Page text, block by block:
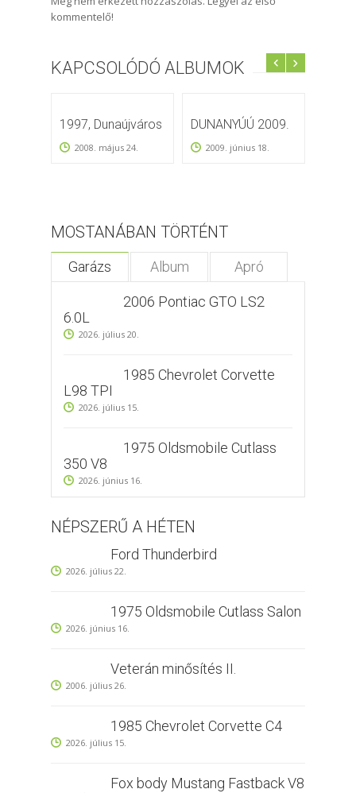
kommentelő!
KAPCSOLÓDÓ ALBUMOK
1997, Dunaújváros
2008. május 24.
DUNANYÚÚ 2009.
2009. június 18.
MOSTANÁBAN TÖRTÉNT
Garázs Album Apró
2006 Pontiac GTO LS2
6.0L
2026. július 20.
1985 Chevrolet Corvette
L98 TPI
2026. július 15.
1975 Oldsmobile Cutlass
350 V8
2026. június 16.
NÉPSZERŰ A HÉTEN
Ford Thunderbird
2026. július 22.
1975 Oldsmobile Cutlass Salon
2026. június 16.
Veterán minősítés II.
2006. július 26.
1985 Chevrolet Corvette C4
2026. július 15.
Fox body Mustang Fastback V8